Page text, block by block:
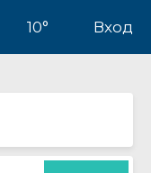
10° Вход